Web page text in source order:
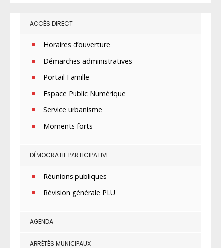
ACCÈS DIRECT
Horaires d’ouverture
Démarches administratives
Portail Famille
Espace Public Numérique
Service urbanisme
Moments forts
DÉMOCRATIE PARTICIPATIVE
Réunions publiques
Révision générale PLU
AGENDA
ARRÊTÉS MUNICIPAUX